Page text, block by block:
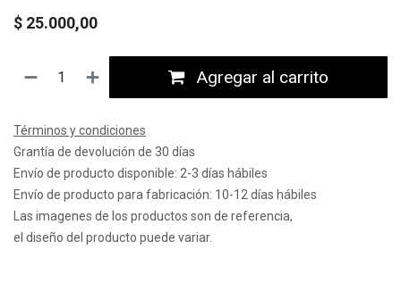
$ 25.000,00
Agregar al carrito
Términos y condiciones
Grantía de devolución de 30 días
Envío de producto disponible: 2-3 días hábiles
Envío de producto para fabricación: 10-12 días hábiles
Las imagenes de los productos son de referencia,
el diseño del producto puede variar.